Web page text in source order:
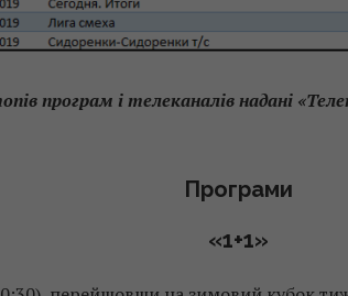
програм і телеканалів надані
Програми
«1+1»